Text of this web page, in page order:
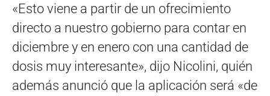
«Esto viene a partir de un ofrecimiento
directo a nuestro gobierno para contar en
diciembre y en enero con una cantidad de
dosis muy interesante», dijo Nicolini, quién
además anunció que la aplicación será «de